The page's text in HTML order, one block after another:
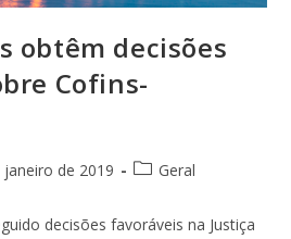
obtêm decisões
Cofins-
janeiro de 2019 Geral
decisões favoráveis na Justiça